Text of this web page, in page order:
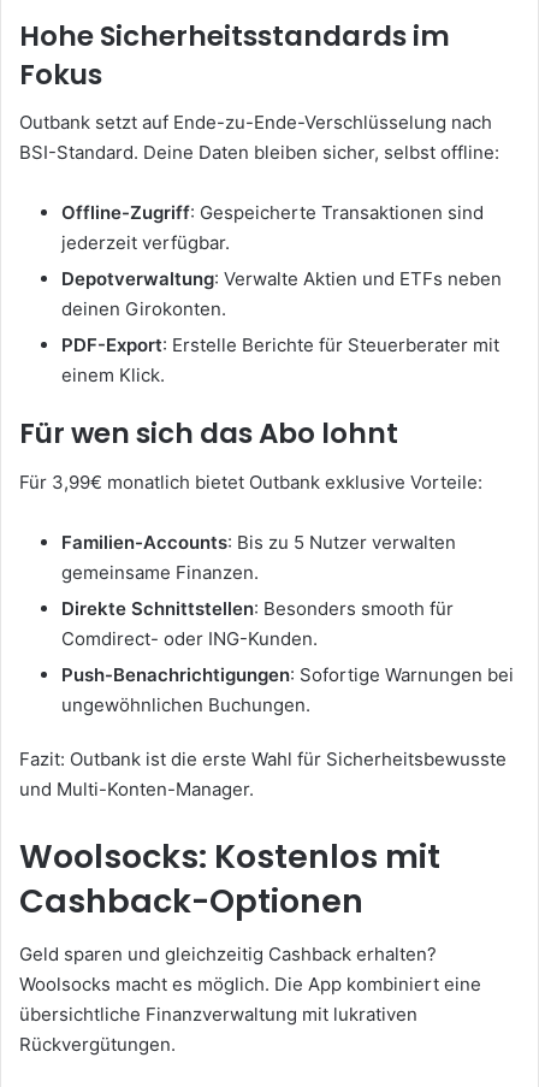
Hohe Sicherheitsstandards im
Fokus
Outbank setzt auf Ende-zu-Ende-Verschlüsselung nach
BSI-Standard. Deine Daten bleiben sicher, selbst offline:
Offline-Zugriff: Gespeicherte Transaktionen sind
jederzeit verfügbar.
Depotverwaltung: Verwalte Aktien und ETFs neben
deinen Girokonten.
PDF-Export: Erstelle Berichte für Steuerberater mit
einem Klick.
Für wen sich das Abo lohnt
Für 3,99€ monatlich bietet Outbank exklusive Vorteile:
Familien-Accounts: Bis zu 5 Nutzer verwalten
gemeinsame Finanzen.
Direkte Schnittstellen: Besonders smooth für
Comdirect- oder ING-Kunden.
Push-Benachrichtigungen: Sofortige Warnungen bei
ungewöhnlichen Buchungen.
Fazit: Outbank ist die erste Wahl für Sicherheitsbewusste
und Multi-Konten-Manager.
Woolsocks: Kostenlos mit
Cashback-Optionen
Geld sparen und gleichzeitig Cashback erhalten?
Woolsocks macht es möglich. Die App kombiniert eine
übersichtliche Finanzverwaltung mit lukrativen
Rückvergütungen.